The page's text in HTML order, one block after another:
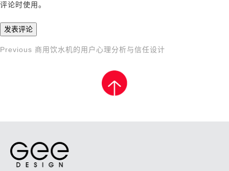
评论时使用。
文
Previous
Previous 商用饮水机的用户心理分析与信任设计